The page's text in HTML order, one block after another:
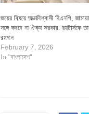
জয়ের বিষয়ে আত্মবিশ্বাসী বিএনপি,
সঙ্গে করবে না ঐক্য সরকার: রয়টার্সকে
রহমান
February 7, 2026
In "বাংলাদেশ"